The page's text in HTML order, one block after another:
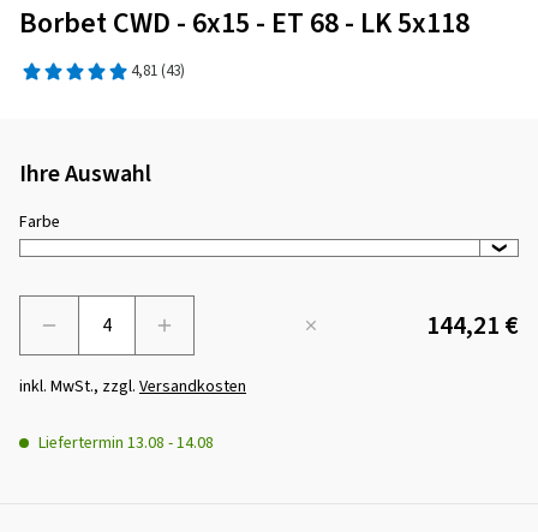
Borbet CWD - 6x15 - ET 68 - LK 5x118
4,81 (43)
Ihre Auswahl
Farbe
144,21 €
inkl. MwSt., zzgl. Versandkosten
Liefertermin 13.08 -14.08